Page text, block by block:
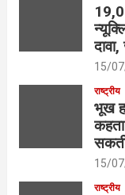
15/
राष्ट्रीय
भूख
15/
राष्ट्रीय